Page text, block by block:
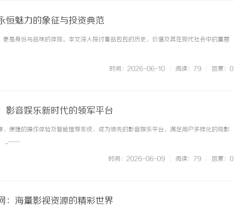
恒魅力的象征与投资典范
更是身份与品味的体现。本文深入探讨奢品包包的历史、价值及其在现代社会中的重要
时间：2026-06-10 阅读：79 回复：0
影音娱乐新时代的领军平台
便捷的操作体验及智能推荐系统，成为领先的影音娱乐平台，满足用户多样化的观影
...……
时间：2026-06-09 阅读：79 回复：0
：海量影视资源的精彩世界